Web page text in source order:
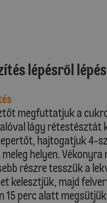
lépésről
megfuttatjuk a
lágy rétestésztát
hajtogatjuk 4-
helyen.
részre tesszük a
kelesztjük, majd
15 perc alatt